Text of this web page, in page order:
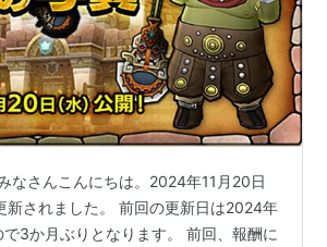
なさんこんにちは。2024年11月20日
新されました。 前回の更新日は2024年
3か月ぶりとなります。 前回、報酬に